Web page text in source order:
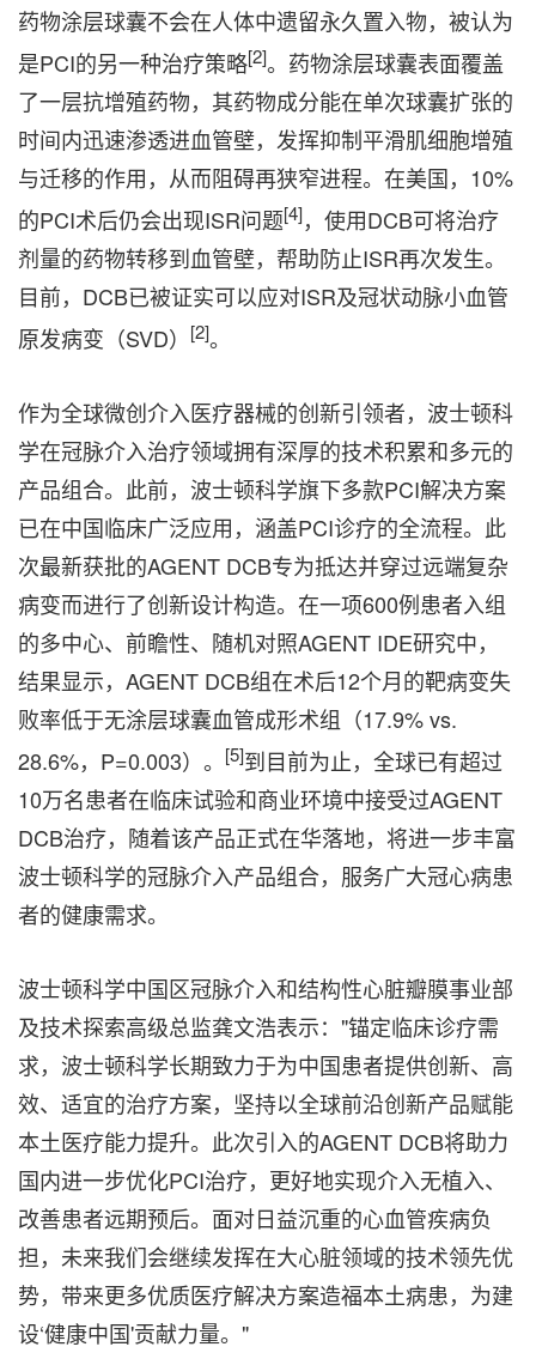
药物涂层球囊不会在人体中遗留永久置入物，被认为
是PCI的另一种治疗策略[2]。药物涂层球囊表面覆盖
了一层抗增殖药物，其药物成分能在单次球囊扩张的
时间内迅速渗透进血管壁，发挥抑制平滑肌细胞增殖
与迁移的作用，从而阻碍再狭窄进程。在美国，10%
的PCI术后仍会出现ISR问题[4]，使用DCB可将治疗
剂量的药物转移到血管壁，帮助防止ISR再次发生。
目前，DCB已被证实可以应对ISR及冠状动脉小血管
原发病变（SVD）
[2]。
作为全球微创介入医疗器械的创新引领者，波士顿科
学在冠脉介入治疗领域拥有深厚的技术积累和多元的
产品组合。此前，波士顿科学旗下多款PCI解决方案
已在中国临床广泛应用，涵盖PCI诊疗的全流程。此
次最新获批的AGENT DCB专为抵达并穿过远端复杂
病变而进行了创新设计构造。在一项600例患者入组
的多中心、前瞻性、随机对照AGENT IDE研究中，
结果显示，AGENT DCB组在术后12个月的靶病变失
败率低于无涂层球囊血管成形术组（17.9% vs.
28.6%，P=0.003）。 [5]到目前为止，全球已有超过
10万名患者在临床试验和商业环境中接受过AGENT
DCB治疗，随着该产品正式在华落地，将进一步丰富
波士顿科学的冠脉介入产品组合，服务广大冠心病患
者的健康需求。
波士顿科学中国区冠脉介入和结构性心脏瓣膜事业部
及技术探索高级总监龚文浩表示："锚定临床诊疗需
求，波士顿科学长期致力于为中国患者提供创新、高
效、适宜的治疗方案，坚持以全球前沿创新产品赋能
本土医疗能力提升。此次引入的AGENT DCB将助力
国内进一步优化PCI治疗，更好地实现介入无植入、
改善患者远期预后。面对日益沉重的心血管疾病负
担，未来我们会继续发挥在大心脏领域的技术领先优
势，带来更多优质医疗解决方案造福本土病患，为建
设‘健康中国'贡献力量。"